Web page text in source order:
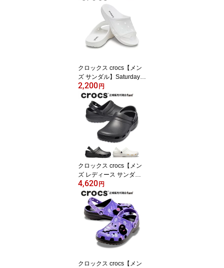
クロックス crocs【メン
ズ サンダル】Saturday S
lide M/サタデー スライド
M /213298-100｜##
2,200円
クロックス crocs【メン
ズ レディース サンダ
ル】Specialist 2.0 Vent/
スペシャリスト 2.0 ベン
ト/病院 看護 医療用｜
4,620円
クロックス crocs【メン